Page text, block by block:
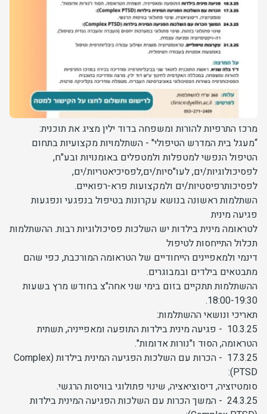
מרכז התרפיות להורות ומשפחה בדוד ילין מציג את תוכנית:
“מעגל בית המדרש הטיפולי" - השתלמויות מקצועיות בתחום
הטיפול הנפשי למטפלות ולמטפלים באומנויות ובע"ח,
לפסיכולוגיות/ים, לעו"סיות/ים,לפסיכיאטריות/ים,
לפסיכותרפיסטיות/ים ולמקצועות פרא-רפואיים.
השתלמות ראשונה בנושא עקרונות בטיפול בנפגעי ונפגעות
פגיעה מינית
לטראומה מינית בילדות יש השלכות פסיכולוגיות רבות. ההשתלמות
תכלול התייחסות לטיפול
דינמי ולמאפיינים הייחודיים של הטראומה המורכבת, כפי שהם
מתבטאים בילדים ובמבוגרים.
ההשתלמות תתקיים בזום בימי שני אחה"צ בחודש מרץ בשעות
18:00-19:30.
תאריכי ונושאי ההשתלמות:
10.3.25 - פגיעה מינית בילדות התופעה ומאפייניה, תשתית
הטראומה, הסוד ו"נורות אדומות".
17.3.25 - הכרות עם השלכות הפגיעה המינית בילדות (Complex
PTSD):
סומטיזציה, דיסוציאציה, שינוי פתולוגי בוויסות הרגשי.
24.3.25 - המשך הכרות עם השלכות הפגיעה המינית בילדות